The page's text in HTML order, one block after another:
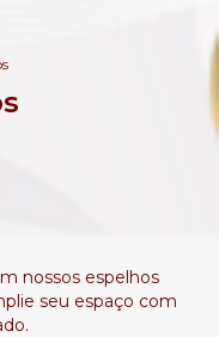
nossos espelhos
seu espaço com